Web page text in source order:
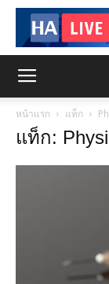
หน้าแรก แท็ก
แท็ก: